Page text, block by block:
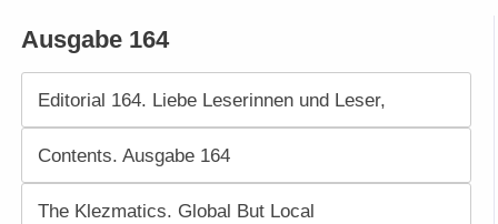
Ausgabe 164
Editorial 164. Liebe Leserinnen und Leser,
Contents. Ausgabe 164
The Klezmatics. Global But Local